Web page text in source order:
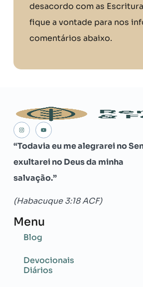
desacordo com as
fique a vontade para nos
comentários abaixo.
“Todavia eu me alegrarei no
exultarei no Deus da minha
salvação.”
(Habacuque 3:18 ACF)
Menu
Blog
Devocionais
Diários